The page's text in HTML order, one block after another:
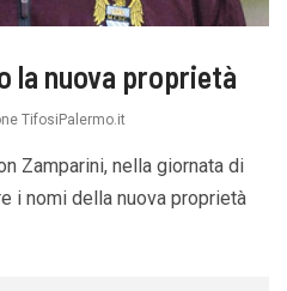
la nuova proprietà
TifosiPalermo.it
Zamparini, nella giornata di
i nomi della nuova proprietà